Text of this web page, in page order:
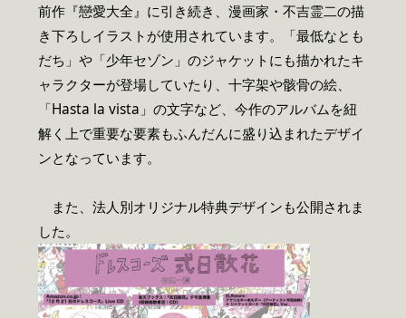
前作『戀愛大全』に引き続き、漫画家・不吉霊二の描
き下ろしイラストが使用されています。「最低なとも
だち」や「少年セゾン」のジャケットにも描かれたキ
ャラクターが登場していたり、十字架や骸骨の絵、
「Hasta la vista」の文字など、今作のアルバムを紐
解く上で重要な要素もふんだんに盛り込まれたデザイ
ンとなっています。
また、法人別オリジナル特典デザインも公開されま
した。